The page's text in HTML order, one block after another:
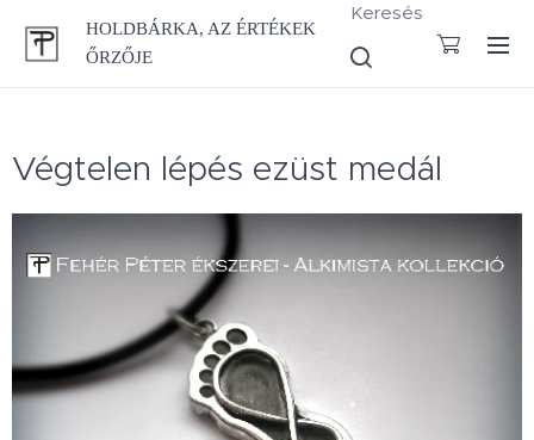
HOLDBÁRKA, AZ ÉRTÉKEK
ŐRZŐJE
Keresés
Végtelen lépés ezüst medál